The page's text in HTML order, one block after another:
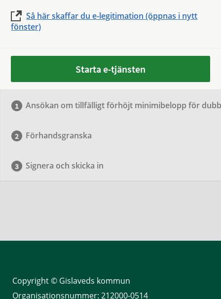
Så här skaffar du e-legitimation (öppnas i nytt
fönster)
Starta e-tjänsten
Ansökan om tillfälligt förhöjt minimibelopp för
Förhandsgranska
Signera och skicka in
Copyright © Gislaveds kommun
Organisationsnummer: 212000-0514